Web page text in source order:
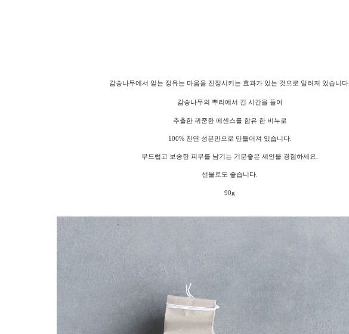
감송나무에서 얻는 정유는 마음을 진정시키는 효과가 있는 것으로 알려져 있습니다.
감송나무의 뿌리에서 긴 시간을 들여
추출한 귀중한에센스를 함유 한 비누로
100% 천연 성분만으로 만들어져 있습니다.
부드럽고 보송한 피부를 남기는 기분좋은 세안을 경험하세요.
선물로도 좋습니다.
90g